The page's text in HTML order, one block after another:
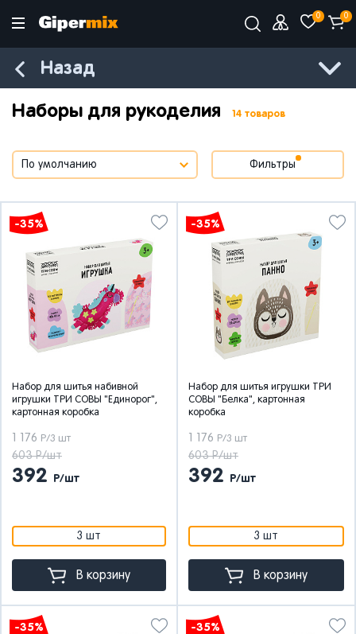
0 0
Назад
Наборы для рукоделия 14 товаров
Фильтры
-35%
Набор для шитья набивной
игрушки ТРИ СОВЫ "Единорог",
картонная коробка
1 176 Р/3 шт
603 Р/шт
392 Р/шт
3 шт
В корзину
-35%
Набор для шитья игрушки ТРИ
СОВЫ "Белка", картонная
коробка
1 176 Р/3 шт
603 Р/шт
392 Р/шт
3 шт
В корзину
-35% -35%